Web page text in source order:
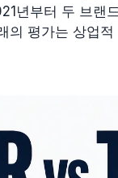
년부터 두 브랜
의 평가는 상업